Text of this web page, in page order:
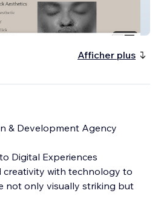
Afficher plus
& Development Agency
Digital Experiences
creativity with technology to
not only visually striking but